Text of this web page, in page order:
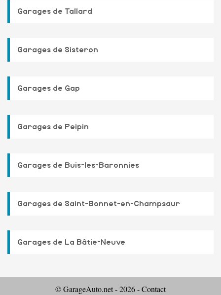
Garages de Tallard
Garages de Sisteron
Garages de Gap
Garages de Peipin
Garages de Buis-les-Baronnies
Garages de Saint-Bonnet-en-Champsaur
Garages de La Bâtie-Neuve
© GarageAuto.net - 2026 -Contact